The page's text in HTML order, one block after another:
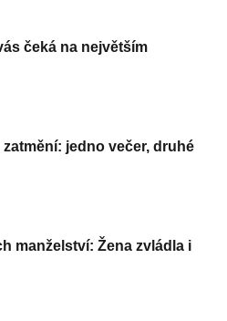
čeká na největším
jedno večer, druhé
manželství: Žena zvládla i